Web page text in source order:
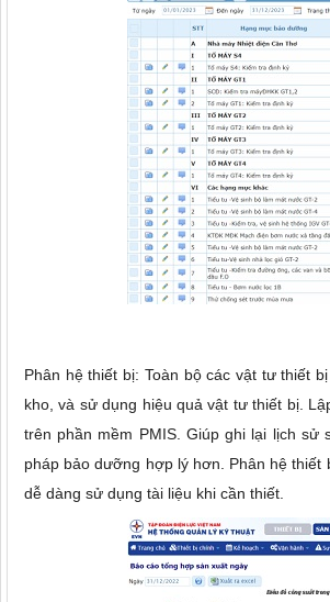
Phân hệ thiết bị: Toàn bộ các vật tư thiết
kho, và sử dụng hiệu quả vật tư thiết bị.
trên phần mềm PMIS. Giúp ghi lại lịch
pháp bảo dưỡng hợp lý hơn.
Phân hệ thiết
dễ dàng sử dụng tài liệu khi cần thiết.